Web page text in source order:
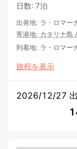
日数: 7泊
出発地: ラ・ロマー
寄港地: カタリナ島 /
到着地: ラ・ロマー
旅程を表示
2026/12/27